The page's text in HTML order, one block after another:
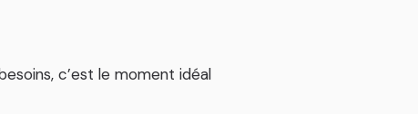
c’est le moment idéal